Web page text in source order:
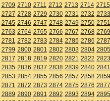
2709 2710 2711 2712 2713 2714 2715
2727 2728 2729 2730 2731 2732 2733
2745 2746 2747 2748 2749 2750 2751
2763 2764 2765 2766 2767 2768 2769
2781 2782 2783 2784 2785 2786 2787
2799 2800 2801 2802 2803 2804 2805
2817 2818 2819 2820 2821 2822 2823
2835 2836 2837 2838 2839 2840 2841
2853 2854 2855 2856 2857 2858 2859
2871 2872 2873 2874 2875 2876 2877
2889 2890 2891 2892 2893 2894 2895